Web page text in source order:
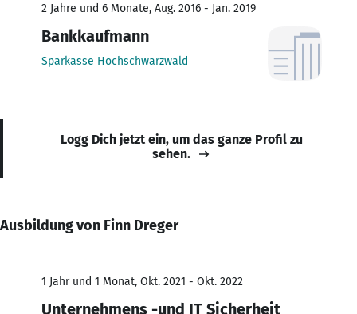
2 Jahre und 6 Monate, Aug. 2016 - Jan. 2019
Bankkaufmann
Sparkasse Hochschwarzwald
Logg Dich jetzt ein, um das ganze Profil zu
sehen.
Ausbildung von Finn Dreger
1 Jahr und 1 Monat, Okt. 2021 - Okt. 2022
Unternehmens -und IT Sicherheit